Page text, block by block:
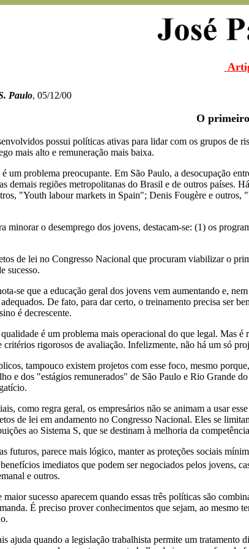
Paulo, 05/12/00
O
possui políticas ativas para lidar com os grupos de
mais alto e remuneração mais baixa.
um problema preocupante. Em São Paulo, a desocupação
demais regiões metropolitanas do Brasil e de outros países.
"Youth labour markets in Spain"; Denis Fougère e outros,
minorar o desemprego dos jovens, destacam-se: (1) os
de lei no Congresso Nacional que procuram viabilizar o
sucesso.
se que a educação geral dos jovens vem aumentando e,
De fato, para dar certo, o treinamento precisa ser
é decrescente.
é um problema mais operacional do que legal. Mas
critérios rigorosos de avaliação. Infelizmente, não há um só
tampouco existem projetos com esse foco, mesmo
e dos "estágios remunerados" de São Paulo e Rio Grande
como regra geral, os empresários não se animam a usar
de lei em andamento no Congresso Nacional. Eles se
ao Sistema S, que se destinam à melhoria da
futuros, parece mais lógico, manter as proteções sociais
imediatos que podem ser negociados pelos jovens,
e outros.
sucesso aparecem quando essas três políticas são
É preciso prover conhecimentos que sejam, ao
ajuda quando a legislação trabalhista permite um